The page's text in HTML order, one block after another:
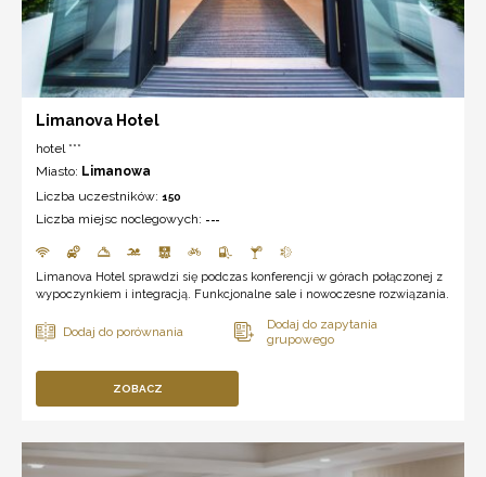
Limanova Hotel
hotel ***
Miasto: Limanowa
Liczba uczestników: 150
Liczba miejsc noclegowych: ---
Limanova Hotel sprawdzi się podczas konferencji w górach połączonej z
wypoczynkiem i integracją. Funkcjonalne sale i nowoczesne rozwiązania.
ZOBACZ